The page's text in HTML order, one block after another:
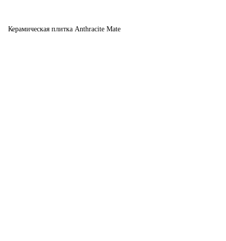
Керамическая плитка Anthracite Mate